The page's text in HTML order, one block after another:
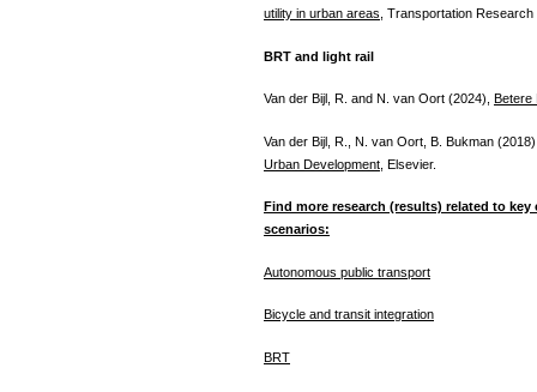
utility in urban areas , Transportation
BRT and light rail
Van der Bijl, R. and N. van Oort (2024), Betere
Van der Bijl, R., N. van Oort, B. Bukman
Urban Development , Elsevier.
Find more research (results) related to
scenarios:
Autonomous public transport
Bicycle and transit integration
BRT